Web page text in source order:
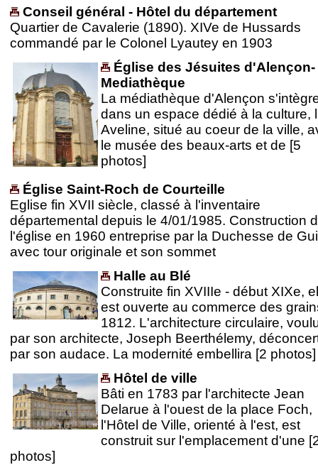
Conseil général - Hôtel du département
Quartier de Cavalerie (1890). XIVe de Hussards
commandé par le Colonel Lyautey en 1903
Église des Jésuites d'Alençon-
Mediathèque
La médiathèque d'Alençon
dans un espace dédié à la culture,
Aveline, situé au coeur de la ville,
le musée des beaux-arts et de [5
photos]
Église Saint-Roch de Courteille
Eglise fin XVII siècle, classé à l'inventaire
départemental depuis le 4/01/1985. Construction
l'église en 1960 entreprise par la Duchesse de
avec tour originale et son sommet
Halle au Blé
Construite fin XVIIIe - début XIXe,
est ouverte au commerce des
1812. L'architecture circulaire,
par son architecte, Joseph Beerthélemy,
par son audace. La modernité embellira [2 photos]
Hôtel de ville
Bâti en 1783 par l'architecte Jean
Delarue à l'ouest de la place Foch,
l'Hôtel de Ville, orienté à l'est, est
construit sur l'emplacement d'une
photos]